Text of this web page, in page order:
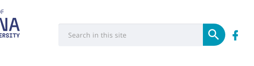
Université
Submit